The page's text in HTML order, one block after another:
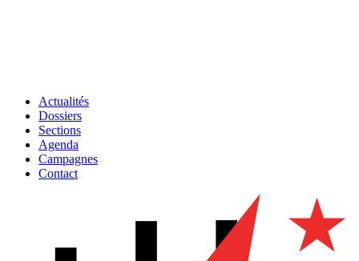
Actualités
Dossiers
Sections
Agenda
Campagnes
Contact